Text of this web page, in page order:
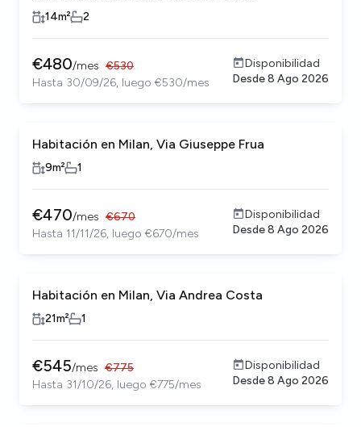
14m² 2
€480/mes €530
Hasta 30/09/26, luego €530/mes
Disponibilidad
Desde8 Ago 2026
Habitación en Milan, Via Giuseppe Frua
9m² 1
€470/mes €670
Hasta 11/11/26, luego €670/mes
Disponibilidad
Desde8 Ago 2026
Habitación en Milan, Via Andrea Costa
21m² 1
€545/mes €775
Hasta 31/10/26, luego €775/mes
Disponibilidad
Desde8 Ago 2026